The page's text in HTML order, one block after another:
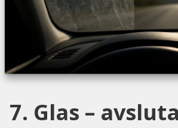
7. Glas –